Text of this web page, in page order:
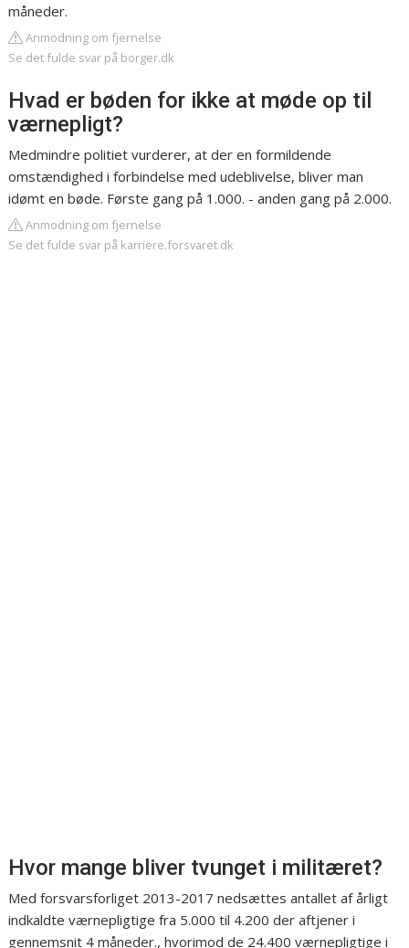
måneder.
Anmodning om fjernelse
Se det fulde svar på borger.dk
Hvad er bøden for ikke at møde op til
værnepligt?
Medmindre politiet vurderer, at der en formildende
omstændighed i forbindelse med udeblivelse, bliver man
idømt en bøde. Første gang på 1.000. - anden gang på 2.000.
Anmodning om fjernelse
Se det fulde svar på karriere.forsvaret.dk
Hvor mange bliver tvunget i militæret?
Med forsvarsforliget 2013-2017 nedsættes antallet af årligt
indkaldte værnepligtige fra 5.000 til 4.200 der aftjener i
gennemsnit 4 måneder., hvorimod de 24.400 værnepligtige i